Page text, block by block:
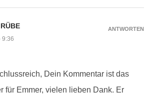
9:36
Dein Kommentar ist das
für Emmer, vielen lieben Dank. Er
ANTWORTEN